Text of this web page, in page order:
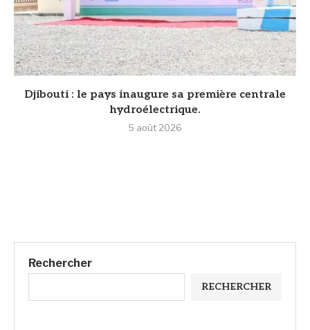
Djibouti : le pays inaugure sa première centrale
hydroélectrique.
5 août 2026
Rechercher
RECHERCHER